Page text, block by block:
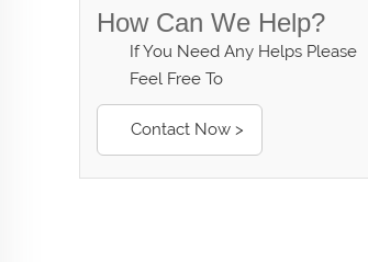
How Can We Help?
If You Need Any Helps Please
Feel Free To
Contact Now >